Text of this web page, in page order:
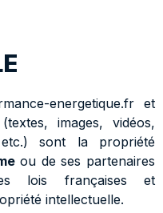
energetique.fr et
images, vidéos,
sont la propriété
ou de ses partenaires
lois françaises et
intellectuelle.